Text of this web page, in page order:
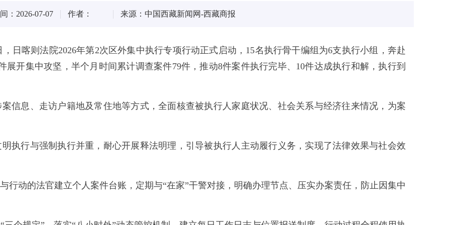
：2026-07-07 作者： 来源：中国西藏新闻网-西藏商报
日喀则法院2026年第2次区外集中执行专项行动正式启动，15名执行骨干编组为6支执行小组，奔赴
展开集中攻坚，半个月时间累计调查案件79件，推动8件案件执行完毕、10件达成执行和解，执行到
信息、走访户籍地及常住地等方式，全面核查被执行人家庭状况、社会关系与经济往来情况，为案
执行与强制执行并重，耐心开展释法明理，引导被执行人主动履行义务，实现了法律效果与社会效
行动的法官建立个人案件台账，定期与“在家”干警对接，明确办理节点、压实办案责任，防止因集中